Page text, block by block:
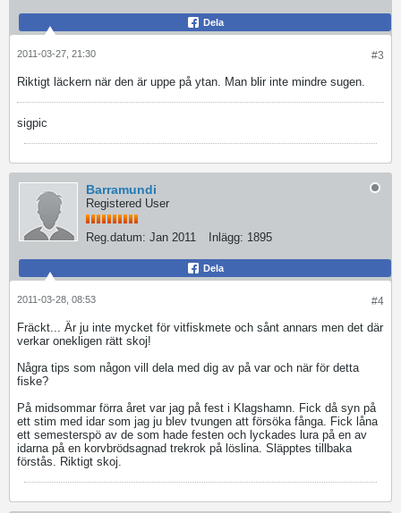
Dela
#3
2011-03-27, 21:30
Riktigt läckern när den är uppe på ytan. Man blir inte mindre sugen.
sigpic
Barramundi
Registered User
Reg.datum: Jan 2011 Inlägg: 1895
Dela
#4
2011-03-28, 08:53
Fräckt... Är ju inte mycket för vitfiskmete och sånt annars men det där
verkar onekligen rätt skoj!
Några tips som någon vill dela med dig av på var och när för detta
fiske?
På midsommar förra året var jag på fest i Klagshamn. Fick då syn på
ett stim med idar som jag ju blev tvungen att försöka fånga. Fick låna
ett semesterspö av de som hade festen och lyckades lura på en av
idarna på en korvbrödsagnad trekrok på löslina. Släpptes tillbaka
förstås. Riktigt skoj.